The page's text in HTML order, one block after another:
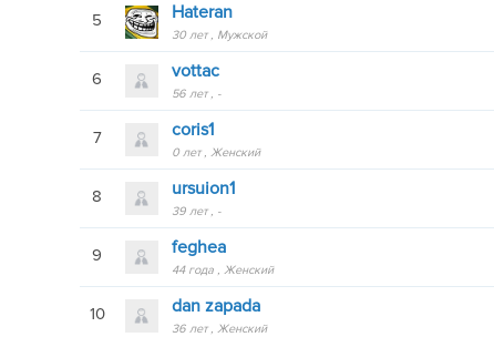
5 Hateran
30 лет Мужской
6 vottac
56 лет -
7 coris1
0 лет Женский
8 ursuion1
39 лет -
9 feghea
44 года Женский
10 dan zapada
36 лет Женский